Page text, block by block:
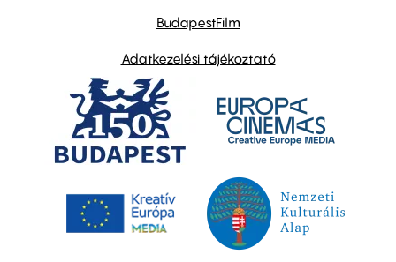
BudapestFilm
Adatkezelési tájékoztató